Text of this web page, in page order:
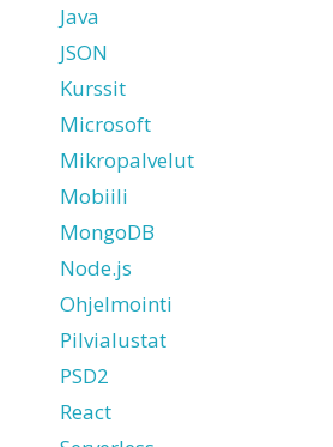
Java
JSON
Kurssit
Microsoft
Mikropalvelut
Mobiili
MongoDB
Node.js
Ohjelmointi
Pilvialustat
PSD2
React